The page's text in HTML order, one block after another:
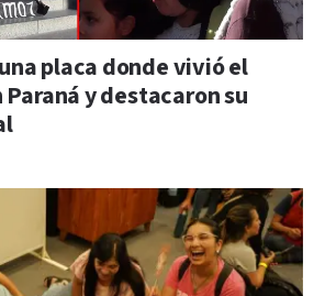
placa donde vivió el
y destacaron su